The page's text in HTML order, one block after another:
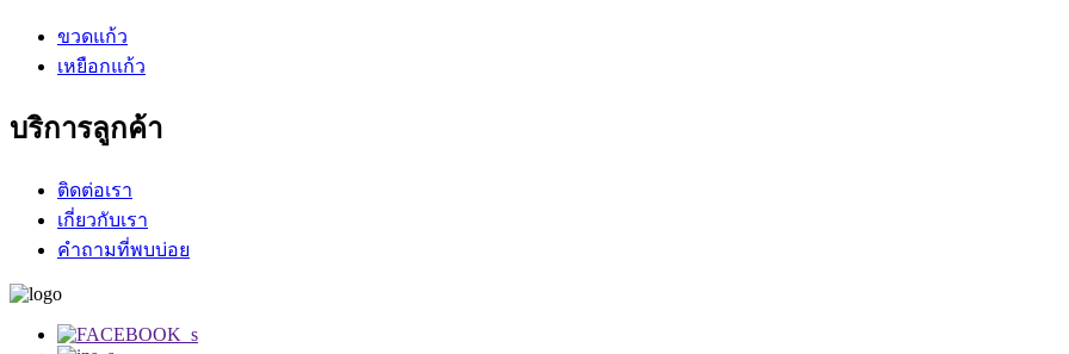
ขวดแก้ว
เหยือกแก้ว
บริการลูกค้า
ติดต่อเรา
เกี่ยวกับเรา
คำถามที่พบบ่อย